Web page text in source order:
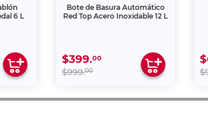
6 L
Bote de Basura Automático
Red Top Acero Inoxidable 12 L
$399.00
$999.00